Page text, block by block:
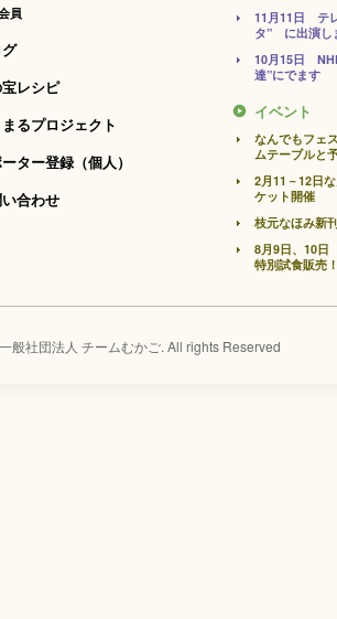
員
レシピ
るプロジェクト
ター登録（個人）
合わせ
11月11日 テ
タ” に出演し
10月15日
達”にでます
イベント
なんでもフェ
ムテーブルと
2月11－12日
ケット開催
枝元なほみ新
8月9日、10日
特別試食販売
般社団法人 チームむかご. All rights Reserved